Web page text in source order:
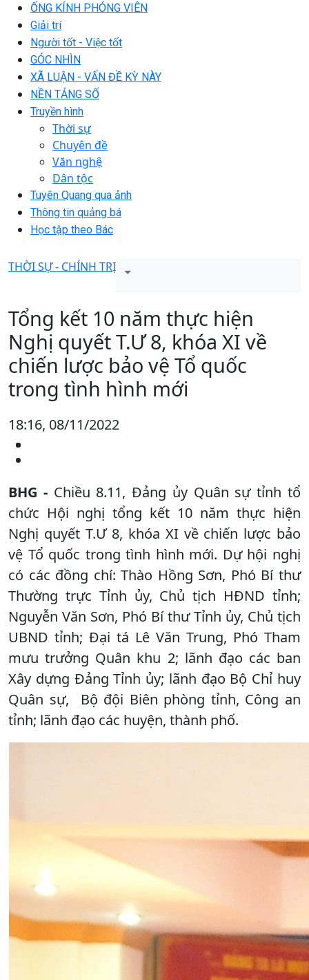
ỐNG KÍNH PHÓNG VIÊN
Giải trí
Người tốt - Việc tốt
GÓC NHÌN
XÃ LUẬN - VẤN ĐỀ KỲ NÀY
NỀN TẢNG SỐ
Truyền hình
Thời sự
Chuyên đề
Văn nghệ
Dân tộc
Tuyên Quang qua ảnh
Thông tin quảng bá
Học tập theo Bác
THỜI SỰ - CHÍNH TRỊ
Tổng kết 10 năm thực hiện
Nghị quyết T.Ư 8, khóa XI về
chiến lược bảo vệ Tổ quốc
trong tình hình mới
18:16, 08/11/2022
BHG - Chiều 8.11, Đảng ủy Quân sự tỉnh tổ
chức Hội nghị tổng kết 10 năm thực hiện
Nghị quyết T.Ư 8, khóa XI về chiến lược bảo
vệ Tổ quốc trong tình hình mới. Dự hội nghị
có các đồng chí: Thào Hồng Sơn, Phó Bí thư
Thường trực Tỉnh ủy, Chủ tịch HĐND tỉnh;
Nguyễn Văn Sơn, Phó Bí thư Tỉnh ủy, Chủ tịch
UBND tỉnh; Đại tá Lê Văn Trung, Phó Tham
mưu trưởng Quân khu 2; lãnh đạo các ban
Xây dựng Đảng Tỉnh ủy; lãnh đạo Bộ Chỉ huy
Quân sự, Bộ đội Biên phòng tỉnh, Công an
tỉnh; lãnh đạo các huyện, thành phố.